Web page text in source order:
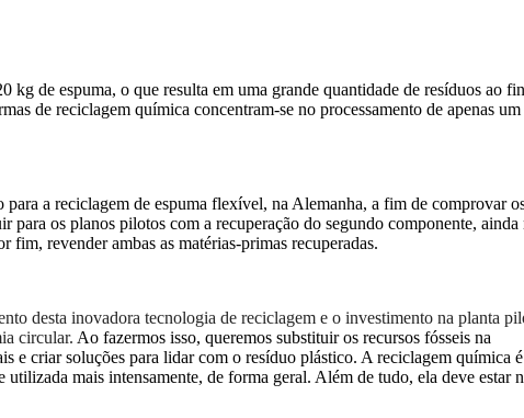
kg de espuma, o que resulta em uma grande quantidade de resíduos ao
de reciclagem química concentram-se no processamento de apenas
a reciclagem de espuma flexível, na Alemanha, a fim de comprovar
para os planos pilotos com a recuperação do segundo componente,
fim, revender ambas as matérias-primas recuperadas.
desta inovadora tecnologia de reciclagem e o investimento na planta
circular. Ao fazermos isso, queremos substituir os recursos fósseis na
e criar soluções para lidar com o resíduo plástico. A reciclagem química é
mais intensamente, de forma geral. Além de tudo, ela deve estar